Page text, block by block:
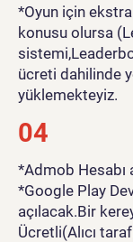
*Oyun için
konusu olursa
ücreti dahilinde
yüklemekteyiz.
04
*Admob Hesabı
*Google Play
açılacak.Bir
Ücretli(Alıcı